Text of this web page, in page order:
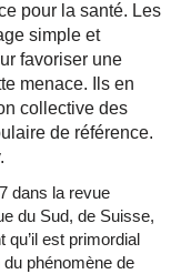
pour la santé. Les
simple et
favoriser une
menace. Ils en
collective des
de référence.
dans la revue
du Sud, de Suisse,
est primordial
phénomène de